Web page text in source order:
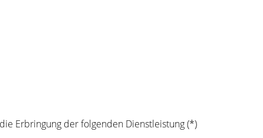
Erbringung der folgenden Dienstleistung (*)